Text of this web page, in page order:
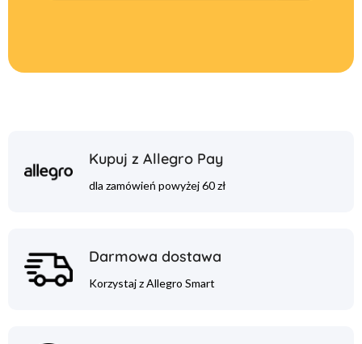
Kupuj z Allegro Pay
dla zamówień powyżej 60 zł
Darmowa dostawa
Korzystaj z Allegro Smart